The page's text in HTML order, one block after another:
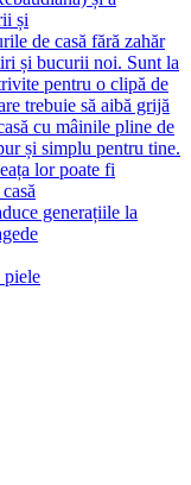
piele